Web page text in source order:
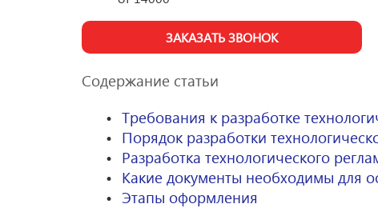
ЗАКАЗАТЬ ЗВОНОК
Содержание статьи
Требования к разработке
Порядок разработки
Разработка технологического
Какие документы необходимы для
Этапы оформления